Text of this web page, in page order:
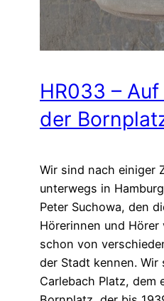
HR033 –
der
Wir sind nach einiger
unterwegs in
Peter Suchowa, den
Hörerinnen und Hörer
schon von
der Stadt kennen.
Carlebach Platz, dem